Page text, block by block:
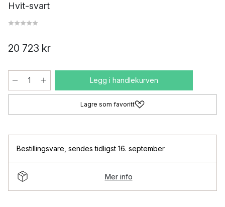
Hvit-svart
20 723 kr
Legg i handlekurven
Lagre som favoritt
Bestillingsvare sendes tidligst 16. september
Mer info